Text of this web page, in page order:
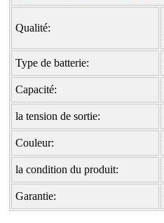
Qualité:
Type de batterie:
Capacité:
la tension de sortie:
Couleur:
la condition du produit:
Garantie: